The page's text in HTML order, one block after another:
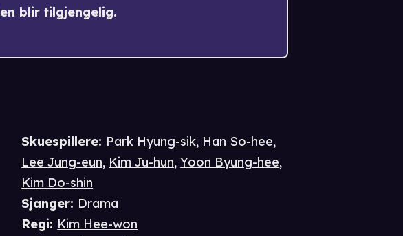
blir tilgjengelig.
Skuespillere: Park Hyung-sik, Han So-hee,
Lee Jung-eun, Kim Ju-hun,Yoon Byung-hee,
Kim Do-shin
Sjanger: Drama
Regi: Kim Hee-won